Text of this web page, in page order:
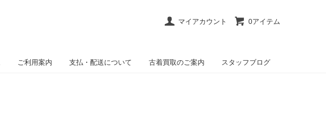
マイアカウント 0アイテム
ご利用案内 支払・配送について 古着買取のご案内 スタッフブログ